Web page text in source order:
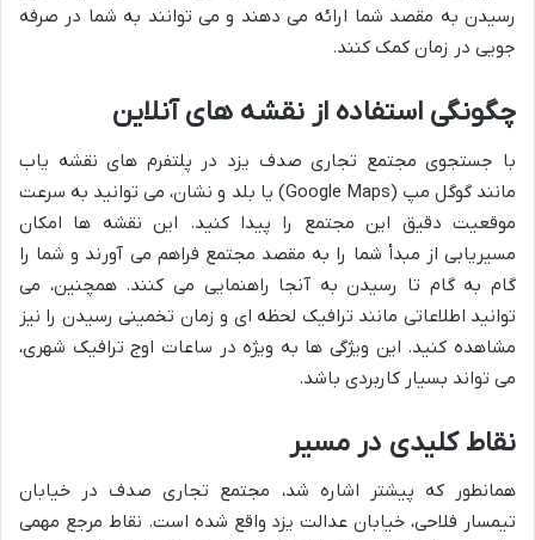
رسیدن به مقصد شما ارائه می دهند و می توانند به شما در صرفه
جویی در زمان کمک کنند.
چگونگی استفاده از نقشه های آنلاین
با جستجوی مجتمع تجاری صدف یزد در پلتفرم های نقشه یاب
مانند گوگل مپ (Google Maps) یا بلد و نشان، می توانید به سرعت
موقعیت دقیق این مجتمع را پیدا کنید. این نقشه ها امکان
مسیریابی از مبدأ شما را به مقصد مجتمع فراهم می آورند و شما را
گام به گام تا رسیدن به آنجا راهنمایی می کنند. همچنین، می
توانید اطلاعاتی مانند ترافیک لحظه ای و زمان تخمینی رسیدن را نیز
مشاهده کنید. این ویژگی ها به ویژه در ساعات اوج ترافیک شهری،
می تواند بسیار کاربردی باشد.
نقاط کلیدی در مسیر
همانطور که پیشتر اشاره شد، مجتمع تجاری صدف در خیابان
تیمسار فلاحی، خیابان عدالت یزد واقع شده است. نقاط مرجع مهمی